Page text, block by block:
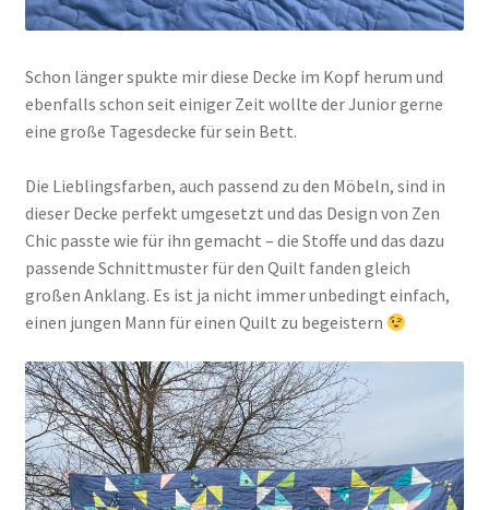
Schon länger spukte mir diese Decke im Kopf herum und
ebenfalls schon seit einiger Zeit wollte der Junior gerne
eine große Tagesdecke für sein Bett.
Die Lieblingsfarben, auch passend zu den Möbeln, sind in
dieser Decke perfekt umgesetzt und das Design von Zen
Chic passte wie für ihn gemacht – die Stoffe und das dazu
passende Schnittmuster für den Quilt fanden gleich
großen Anklang. Es ist ja nicht immer unbedingt einfach,
einen jungen Mann für einen Quilt zu begeistern